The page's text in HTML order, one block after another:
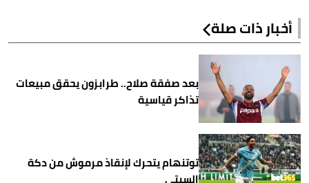
أخبار ذات صلة
بعد صفقة صلاح.. طرابزون يحقق مبيعات
تذاكر قياسية
توتنهام يتحرك لإنقاذ مرموش من دكة